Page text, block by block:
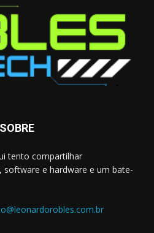
SOBRE
tento compartilhar
e hardware e um bate-